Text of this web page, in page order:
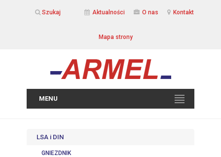
Szukaj Aktualności O nas Kontakt
Mapa strony
MENU
LSA i DIN
GNIEZDNIK